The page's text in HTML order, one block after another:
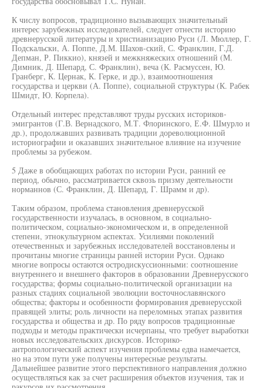
К числу вопросов, традиционно вызывающих значительный
интерес зарубежных исследователей, следует отнести историю
древнерусской литературы и христианизацию Руси (Л. Мюллер, Г.
Подскальски, А. Поппе, Д.М. Шахов-ский, С. Франклин, Г.Д.
Депман, Р. Пиккио), князей и межкняжеских отношений (М.
Димник, Д. Шепард, С. Франклин), веча (К. Расмуссен, Ю.
Гранберг, К. Цернак, К. Герке, и др.), взаимоотношения
государства и церкви (А. Поппе), социальной структуры (К. Рабек
Шмидт, Ю. Корпела).
Отдельный интерес представляют труды русских историков-
эмигрантов (Г.В. Вернадского, М.Т. Флоринского, Е.Ф. Шмурло и
др.), продолжавших развивать традиции дореволюционной
историографии и оказавших значительное влияние на изучение
проблемы за рубежом.
5 Даже в обобщающих работах по истории Руси, ранний ее
период, обычно, рассматривается сквозь призму деятельности
норманнов (С. Франклин, Д. Шепард, Г. Шрамм и др).
Таким образом, проблема становления древнерусской
государственности изучалась, в основном, в социально-
политическом, социально-экономическом и, в определенной
степени, этнокультурном аспектах. Усилиями поколений
отечественных и зарубежных исследователей восстановлены и
прочитаны многие страницы ранней истории Руси. Однако
многие вопросы остаются остродискуссионными: соотношение
внутреннего и внешнего факторов в образовании Древнерусского
государства; формы социально-политической организации на
разных стадиях социальной эволюции восточнославянского
общества; факторы и особенности формирования древнерусской
правящей элиты; роль личности на переломных этапах развития
государства и общества и др. По ряду вопросов традиционные
подходы и методы практически исчерпаны, что требует выработки
новых исследовательских дискурсов. Историко-
антропологический аспект изучения проблемы едва намечается,
но на этом пути уже получены интересные результаты.
Дальнейшее развитие этого перспективного направления должно
осуществляться как за счет расширения объектов изучения, так и